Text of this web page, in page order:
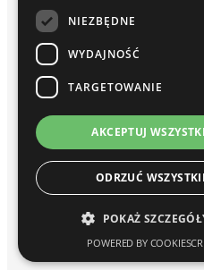
Słownik
Webinary Talend i Qlik
O nas
Kim jesteśmy
Partnerzy
Kariera
Kontakt
© 2026 hogart. All rights
NIEZBĘDNE
WYDAJNOŚĆ
TARGETOWANIE
AKCEPTUJ
ODRZUĆ
POKAŻ
POWERED BY